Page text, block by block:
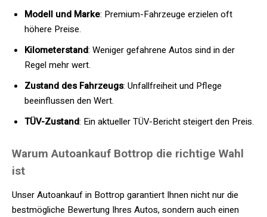
Modell und Marke: Premium-Fahrzeuge erzielen oft
höhere Preise.
Kilometerstand: Weniger gefahrene Autos sind in der
Regel mehr wert.
Zustand des Fahrzeugs: Unfallfreiheit und Pflege
beeinflussen den Wert.
TÜV-Zustand: Ein aktueller TÜV-Bericht steigert den Preis.
Warum Autoankauf Bottrop die richtige Wahl
ist
Unser Autoankauf in Bottrop garantiert Ihnen nicht nur die
bestmögliche Bewertung Ihres Autos, sondern auch einen